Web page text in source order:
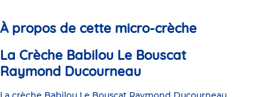
À propos de cette micro-crèche
La Crèche Babilou Le Bouscat
Raymond Ducourneau